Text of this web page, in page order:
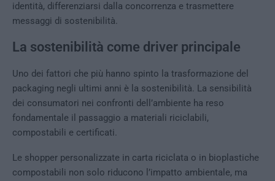
identità, differenziarsi dalla concorrenza e trasmettere
messaggi di sostenibilità.
La sostenibilità come driver principale
Uno dei fattori che più hanno spinto la trasformazione del
packaging negli ultimi anni è la sostenibilità. La sensibilità
dei consumatori nei confronti dell’ambiente ha reso
fondamentale il passaggio a materiali riciclabili,
compostabili e certificati.
Le shopper personalizzate in carta riciclata o in bioplastiche
compostabili non solo riducono l’impatto ambientale, ma